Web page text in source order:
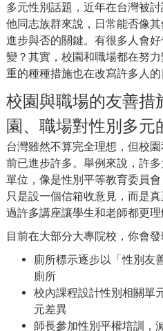
多元性別話題，近年在台灣被
他同志族群來說，日常能否像
進步與否的關鍵。有很多人會
變？其實，校園和職場都在努
重的種種措施也在改寫許多人的
校園與職場的友善措
園、職場對性別多元
台灣雖然不算完全理想，但校
前已進步許多。舉例來說，許
單位，像是性別平等教育委員
只是設一個信箱收意見，而是
過許多講座讓學生和老師都更理
目前在大部分大專院校，你會發
廁所標示逐步以「性別友
廁所
校內課程設計性別相關單
元差異
師長參加性別平權培訓，